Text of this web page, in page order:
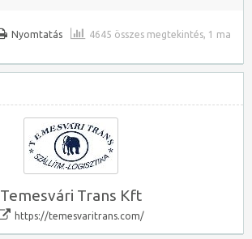
4645 összes megtekintés, 1 ma
Nyomtatás
Temesvári Trans Kft
https://temesvaritrans.com/